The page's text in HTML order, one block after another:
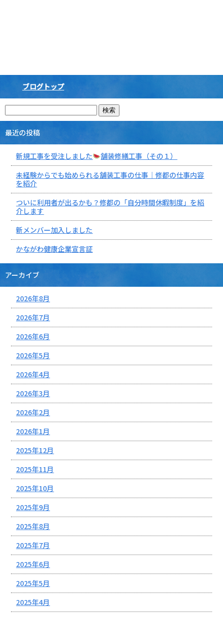
ブログトップ
最近の投稿
新規工事を受注しました
舗装修繕工事（その１）
未経験からでも始められる舗装工事の仕事｜修都の仕事内容
を紹介
ついに利用者が出るかも？修都の「自分時間休暇制度」を紹
介します
新メンバー加入しました
かながわ健康企業宣言証
アーカイブ
2026年8月
2026年7月
2026年6月
2026年5月
2026年4月
2026年3月
2026年2月
2026年1月
2025年12月
2025年11月
2025年10月
2025年9月
2025年8月
2025年7月
2025年6月
2025年5月
2025年4月